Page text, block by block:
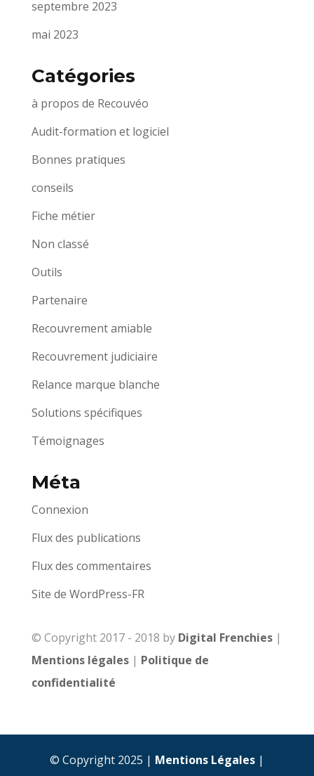
septembre 2023
mai 2023
Catégories
à propos de Recouvéo
Audit-formation et logiciel
Bonnes pratiques
conseils
Fiche métier
Non classé
Outils
Partenaire
Recouvrement amiable
Recouvrement judiciaire
Relance marque blanche
Solutions spécifiques
Témoignages
Méta
Connexion
Flux des publications
Flux des commentaires
Site de WordPress-FR
© Copyright 2017 - 2018 by Digital Frenchies|
Mentions légales| Politique de
confidentialité
© Copyright 2025 | Mentions Légales|